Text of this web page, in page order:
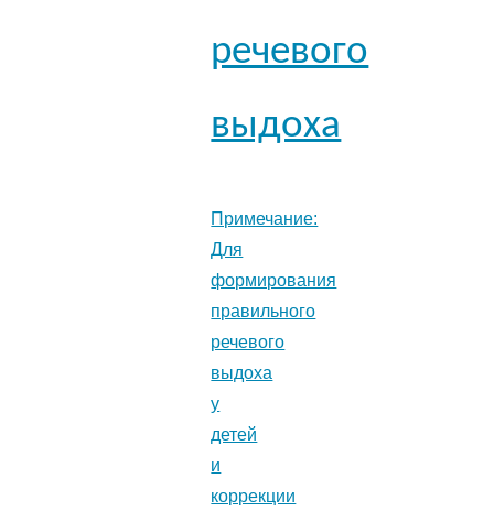
речевого
выдоха
Примечание:
Для
формирования
правильного
речевого
выдоха
у
детей
и
коррекции